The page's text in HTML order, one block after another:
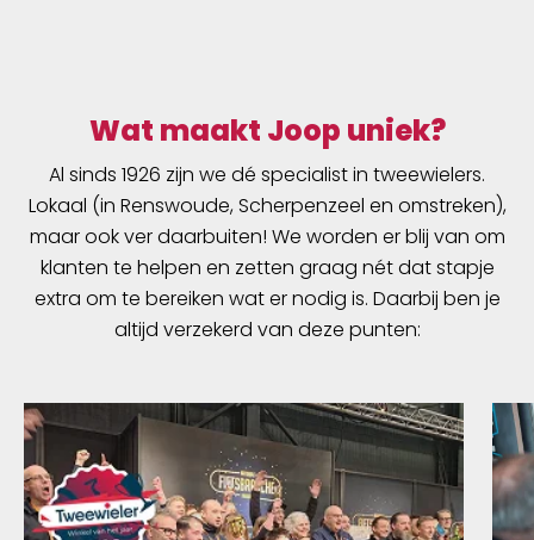
Wat maakt Joop uniek?
Al sinds 1926 zijn we dé specialist in tweewielers.
Lokaal (in Renswoude, Scherpenzeel en omstreken),
maar ook ver daarbuiten! We worden er blij van om
klanten te helpen en zetten graag nét dat stapje
extra om te bereiken wat er nodig is. Daarbij ben je
altijd verzekerd van deze punten: